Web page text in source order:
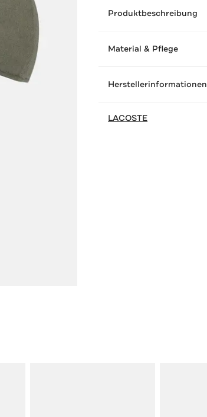
Produktbeschreibung
Material & Pflege
Herstellerinformationen
LACOSTE